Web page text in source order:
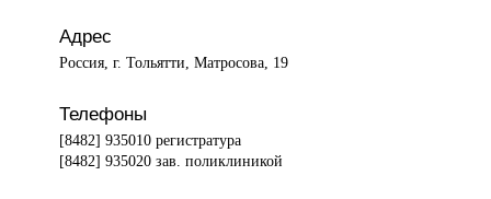
Адрес
Россия, г. Тольятти, Матросова, 19
Телефоны
[8482] 935010 регистратура
[8482] 935020 зав. поликлиникой